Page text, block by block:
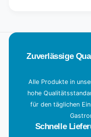
a
Zuverlässige
Alle Produkte in
hohe
für den täglichen
Schnelle